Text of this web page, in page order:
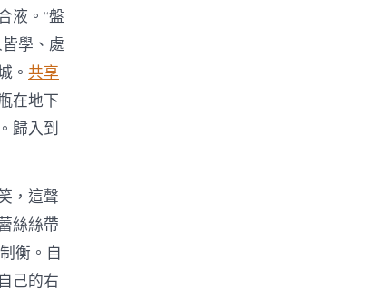
液。“盤
學、處
。 共享
在地下
歸入到
，這聲
絲絲帶
制衡。自
己的右